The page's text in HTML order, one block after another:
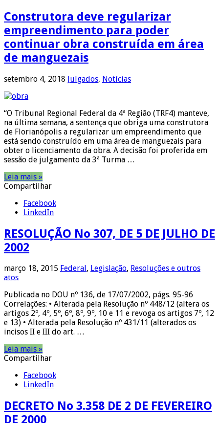
Construtora deve regularizar
empreendimento para poder
continuar obra construída em área
de manguezais
setembro 4, 2018 Julgados, Notícias
“O Tribunal Regional Federal da 4ª Região (TRF4) manteve,
na última semana, a sentença que obriga uma construtora
de Florianópolis a regularizar um empreendimento que
está sendo construído em uma área de manguezais para
obter o licenciamento da obra. A decisão foi proferida em
sessão de julgamento da 3ª Turma …
Leia mais »
Compartilhar
Facebook
LinkedIn
RESOLUÇÃO No 307, DE 5 DE JULHO DE
2002
março 18, 2015 Federal , Legislação, Resoluções e outros
atos
Publicada no DOU nº 136, de 17/07/2002, págs. 95-96
Correlações: • Alterada pela Resolução nº 448/12 (altera os
artigos 2º, 4º, 5º, 6º, 8º, 9º, 10 e 11 e revoga os artigos 7º, 12
e 13) • Alterada pela Resolução nº 431/11 (alterados os
incisos II e III do art. …
Leia mais »
Compartilhar
Facebook
LinkedIn
DECRETO No 3.358 DE 2 DE FEVEREIRO
DE 2000